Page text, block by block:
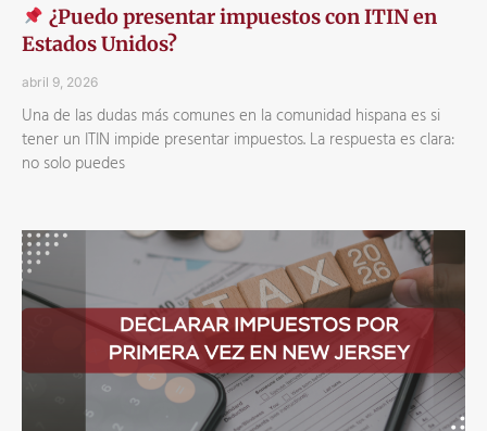
¿Puedo presentar impuestos con ITIN en
Estados Unidos?
abril 9, 2026
Una de las dudas más comunes en la comunidad hispana es si
tener un ITIN impide presentar impuestos. La respuesta es clara:
no solo puedes